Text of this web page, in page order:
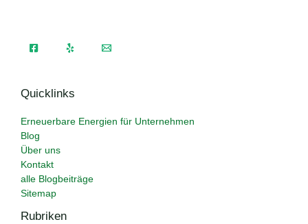
Quicklinks
Erneuerbare Energien für Unternehmen
Blog
Über uns
Kontakt
alle Blogbeiträge
Sitemap
Rubriken